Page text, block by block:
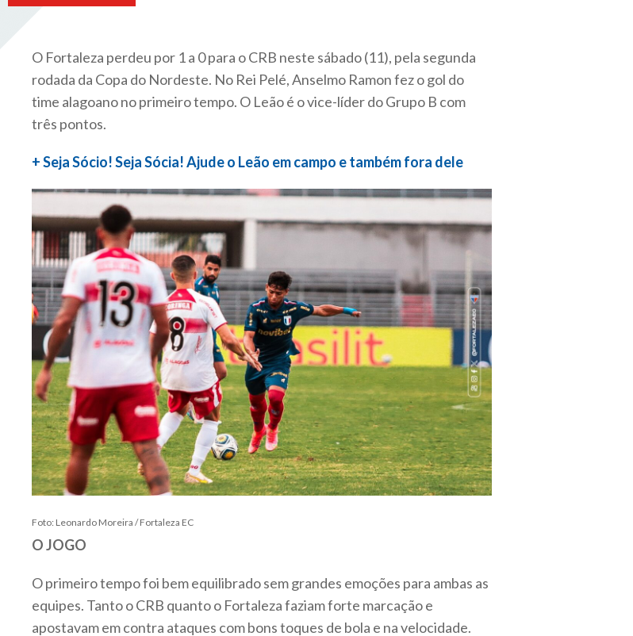
O Fortaleza perdeu por 1 a 0 para o CRB neste sábado (11), pela segunda
rodada da Copa do Nordeste. No Rei Pelé, Anselmo Ramon fez o gol do
time alagoano no primeiro tempo. O Leão é o vice-líder do Grupo B com
três pontos.
+ Seja Sócio! Seja Sócia! Ajude o Leão em campo e também fora dele
Foto: Leonardo Moreira / Fortaleza EC
O JOGO
O primeiro tempo foi bem equilibrado sem grandes emoções para ambas as
equipes. Tanto o CRB quanto o Fortaleza faziam forte marcação e
apostavam em contra ataques com bons toques de bola e na velocidade.